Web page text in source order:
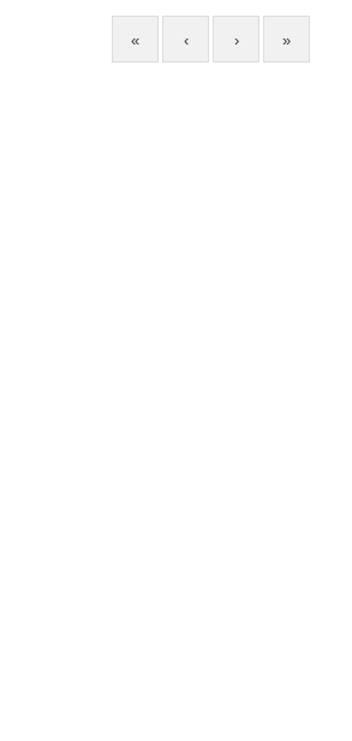
« ‹ › »